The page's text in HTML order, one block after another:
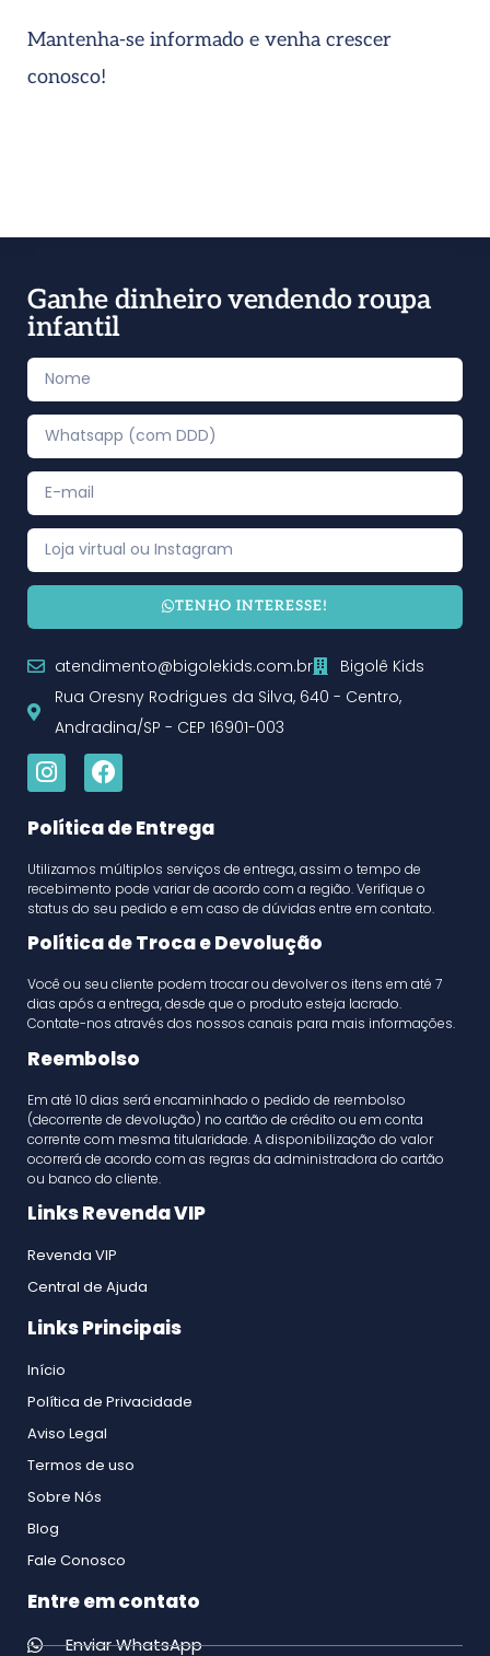
Mantenha-se informado e venha crescer
conosco!
Ganhe dinheiro vendendo roupa
infantil
TENHO INTERESSE!
atendimento@bigolekids.com.br
Bigolê Kids
Rua Oresny Rodrigues da Silva, 640 - Centro,
Andradina/SP - CEP 16901-003
Política de Entrega
Utilizamos múltiplos serviços de entrega, assim o tempo de
recebimento pode variar de acordo com a região. Verifique o
status do seu pedido e em caso de dúvidas entre em contato.
Política de Troca e Devolução
Você ou seu cliente podem trocar ou devolver os itens em até 7
dias após a entrega, desde que o produto esteja lacrado.
Contate-nos através dos nossos canais para mais informações.
Reembolso
Em até 10 dias será encaminhado o pedido de reembolso
(decorrente de devolução) no cartão de crédito ou em conta
corrente com mesma titularidade. A disponibilização do valor
ocorrerá de acordo com as regras da administradora do cartão
ou banco do cliente.
Links Revenda VIP
Revenda VIP
Central de Ajuda
Links Principais
Início
Política de Privacidade
Aviso Legal
Termos de uso
Sobre Nós
Blog
Fale Conosco
Entre em contato
Enviar WhatsApp